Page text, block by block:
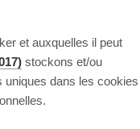
et auxquelles il peut
stockons et/ou
uniques dans les cookies